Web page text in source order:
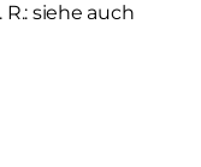
R.: siehe auch